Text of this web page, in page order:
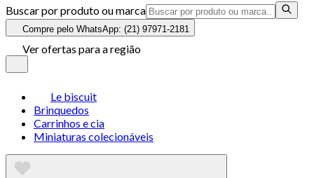
Buscar por produto ou marca
Compre pelo WhatsApp: (21) 97971-2181
Ver ofertas para a região
Le biscuit
Brinquedos
Carrinhos e cia
Miniaturas colecionáveis